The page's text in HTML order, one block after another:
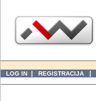
LOG IN | REGISTRACIJA |